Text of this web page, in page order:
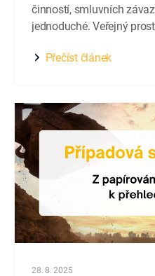
činností, smluvních
jednoduché. Veřejný
rychlou reakci, když se
Přečíst článek
28. 8. 2025